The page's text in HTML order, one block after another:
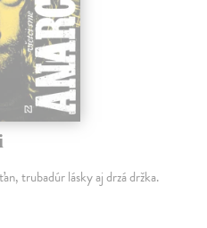
trubadúr lásky aj drzá držka.